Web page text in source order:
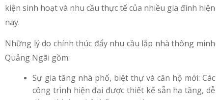
kiện sinh hoạt và nhu cầu thực tế của nhiều gia đình hiện
nay.
Những lý do chính thúc đẩy nhu cầu lắp nhà thông minh
Quảng Ngãi gồm:
Sự gia tăng nhà phố, biệt thự và căn hộ mới: Các
công trình hiện đại được thiết kế sẵn hạ tầng, dễ